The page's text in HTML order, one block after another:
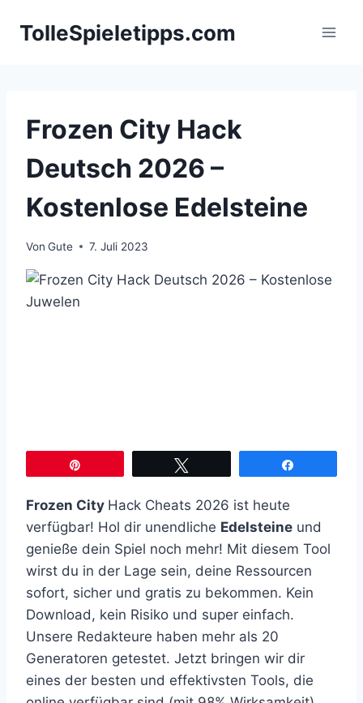
InhaltTolleSpieletipps.com
Frozen City Hack
Deutsch 2026 –
Kostenlose Edelsteine
Von Gute 7. Juli 2023
Frozen City Hack Cheats 2026 ist heute
verfügbar! Hol dir unendliche Edelsteine und
genieße dein Spiel noch mehr! Mit diesem Tool
wirst du in der Lage sein, deine Ressourcen
sofort, sicher und gratis zu bekommen. Kein
Download, kein Risiko und super einfach.
Unsere Redakteure haben mehr als 20
Generatoren getestet. Jetzt bringen wir dir
eines der besten und effektivsten Tools, die